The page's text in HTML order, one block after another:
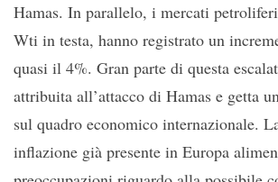
Hamas. In parallelo, i mercati
Wti in testa, hanno registrato un
quasi il 4%. Gran parte di questa
attribuita all’attacco di Hamas e getta
sul quadro economico internazionale.
inflazione già presente in Europa